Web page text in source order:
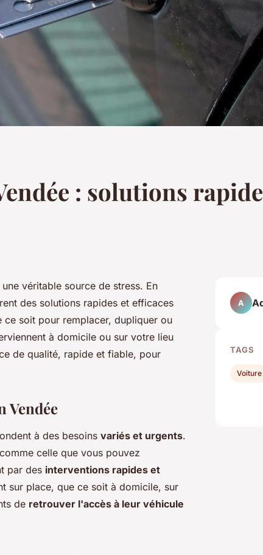
: solutions
véritable source de stress. En
des solutions rapides et efficaces
ce soit pour remplacer, dupliquer ou
à domicile ou sur votre lieu
de qualité, rapide et fiable, pour
Vendée
à des besoins variés et urgents.
celle que vous pouvez
par des interventions rapides et
sur place, que ce soit à domicile, sur
de retrouver l'accès à leur véhicule
A
TAGS
Voiture